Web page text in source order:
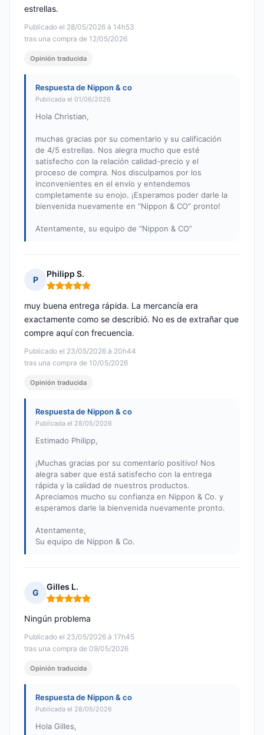
Publicado el 28/05/2026 à 14h53
tras una compra de 12/05/2026
estrellas.
Opinión traducida
Respuesta de Nippon & co
Publicada el 01/06/2026
Hola Christian,
muchas gracias por su comentario y su calificación
de 4/5 estrellas. Nos alegra mucho que esté
satisfecho con la relación calidad-precio y el
proceso de compra. Nos disculpamos por los
inconvenientes en el envío y entendemos
completamente su enojo. ¡Esperamos poder darle la
bienvenida nuevamente en “Nippon & CO” pronto!
Atentamente, su equipo de “Nippon & CO”
P
Philipp S.
Nota: 5 de 5
Publicado el 23/05/2026 à 20h44
tras una compra de 10/05/2026
muy buena entrega rápida. La mercancía era
exactamente como se describió. No es de extrañar que
compre aquí con frecuencia.
Opinión traducida
Respuesta de Nippon & co
Publicada el 28/05/2026
Estimado Philipp,
¡Muchas gracias por su comentario positivo! Nos
alegra saber que está satisfecho con la entrega
rápida y la calidad de nuestros productos.
Apreciamos mucho su confianza en Nippon & Co. y
esperamos darle la bienvenida nuevamente pronto.
Atentamente,
Su equipo de Nippon & Co.
G
Gilles L.
Nota: 5 de 5
Publicado el 23/05/2026 à 17h45
tras una compra de 09/05/2026
Ningún problema
Opinión traducida
Respuesta de Nippon & co
Publicada el 28/05/2026
Hola Gilles,